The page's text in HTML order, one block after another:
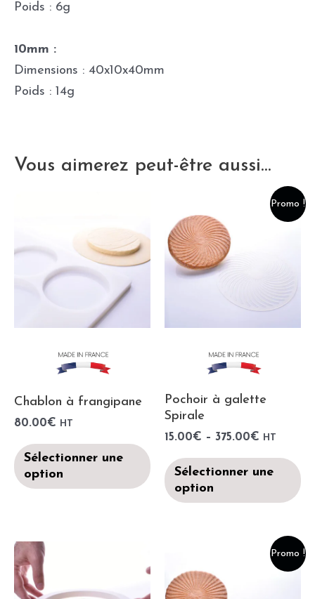
Poids : 6g
10mm :
Dimensions : 40x10x40mm
Poids : 14g
Vous aimerez peut-être aussi…
Chablon à frangipane
80.00€ HT
Sélectionner une
option
Promo !
Pochoir à galette
Spirale
15.00€ – 375.00€ HT
Sélectionner une
option
Promo !